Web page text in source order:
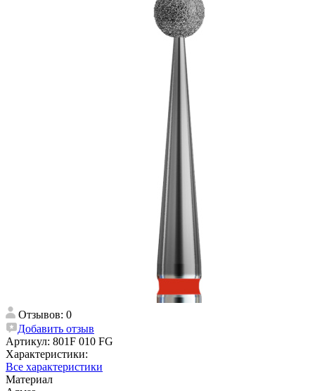
Отзывов: 0
Добавить отзыв
Артикул: 801F 010 FG
Характеристики:
Все характеристики
Материал